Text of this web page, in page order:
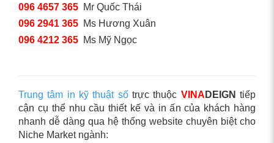
096 4657 365 Mr Quốc Thái
096 2941 365 Ms Hương Xuân
096 4212 365 Ms Mỹ Ngọc
Trung tâm in kỹ thuật sốtrực thuộc VINA DEIGN tiếp
cận cụ thể nhu cầu thiết kế và in ấn của khách hàng
nhanh dễ dàng qua hệ thống website chuyên biệt cho
Niche Market ngành: